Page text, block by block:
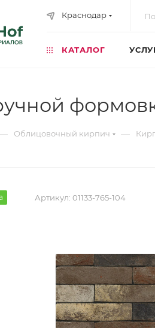
Краснодар
КАТАЛОГ
Облицовочный кирпич —
Артикул: 01133-765-104